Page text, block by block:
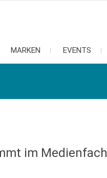
MARKEN EVENTS
im